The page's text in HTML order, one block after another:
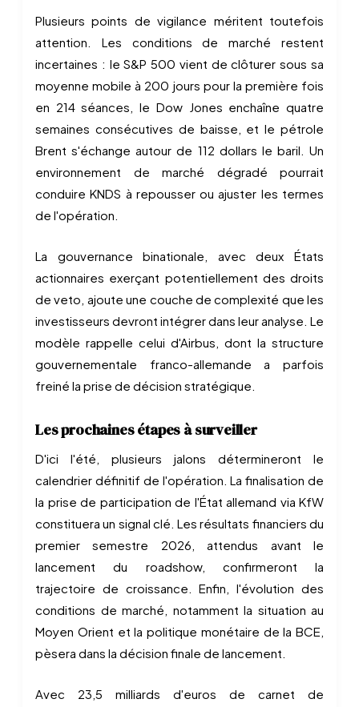
Plusieurs points de vigilance méritent toutefois
attention. Les conditions de marché restent
incertaines : le S&P 500 vient de clôturer sous sa
moyenne mobile à 200 jours pour la première fois
en 214 séances, le Dow Jones enchaîne quatre
semaines consécutives de baisse, et le pétrole
Brent s'échange autour de 112 dollars le baril. Un
environnement de marché dégradé pourrait
conduire KNDS à repousser ou ajuster les termes
de l'opération.
La gouvernance binationale, avec deux États
actionnaires exerçant potentiellement des droits
de veto, ajoute une couche de complexité que les
investisseurs devront intégrer dans leur analyse. Le
modèle rappelle celui d'Airbus, dont la structure
gouvernementale franco-allemande a parfois
freiné la prise de décision stratégique.
Les prochaines étapes à surveiller
D'ici l'été, plusieurs jalons détermineront le
calendrier définitif de l'opération. La finalisation de
la prise de participation de l'État allemand via KfW
constituera un signal clé. Les résultats financiers du
premier semestre 2026, attendus avant le
lancement du roadshow, confirmeront la
trajectoire de croissance. Enfin, l'évolution des
conditions de marché, notamment la situation au
Moyen Orient et la politique monétaire de la BCE,
pèsera dans la décision finale de lancement.
Avec 23,5 milliards d'euros de carnet de